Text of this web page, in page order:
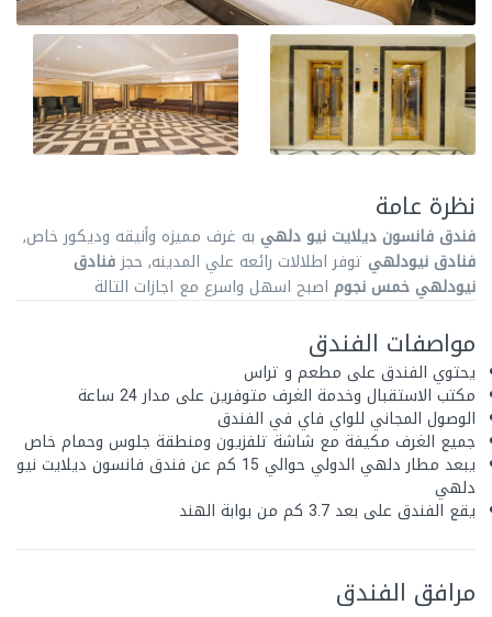
نظرة عامة
فندق فانسون ديلايت نيو دلهي به غرف مميزه وأنيقه وديكور خاص,
فنادق نيودلهي توفر اطلالات رائعه علي المدينه, حجزفنادق
نيودلهي خمس نجوم اصبح اسهل واسرع مع اجازات التالة
مواصفات الفندق
يحتوي الفندق على مطعم و تراس
مكتب الاستقبال وخدمة الغرف متوفرين على مدار 24 ساعة
الوصول المجاني للواي فاي في الفندق
جميع الغرف مكيفة مع شاشة تلفزيون ومنطقة جلوس وحمام خاص
يبعد مطار دلهي الدولي حوالي 15 كم عن فندق فانسون ديلايت نيو
دلهي
يقع الفندق على بعد 3.7 كم من بوابة الهند
مرافق الفندق